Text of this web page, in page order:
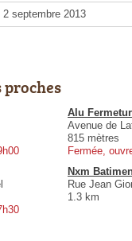
2 septembre 2013
Alu
Avenue de
815 mètres
Fermée,
Nxm
Rue Jean
1.3 km